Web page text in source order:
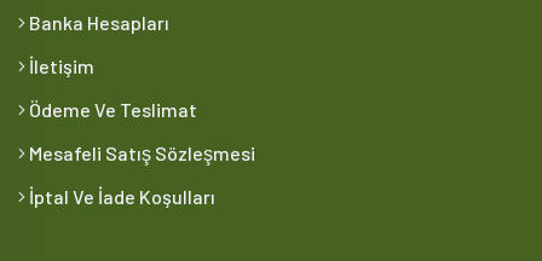
Banka Hesapları
İletişim
Ödeme Ve Teslimat
Mesafeli Satış Sözleşmesi
İptal Ve İade Koşulları